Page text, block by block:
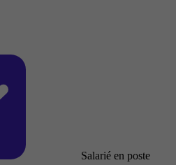
Salarié en poste